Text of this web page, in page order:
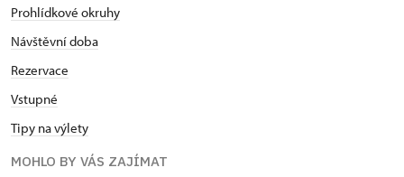
Prohlídkové okruhy
Návštěvní doba
Rezervace
Vstupné
Tipy na výlety
MOHLO BY VÁS ZAJÍMAT